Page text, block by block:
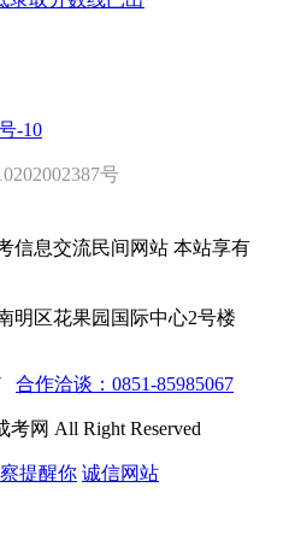
-10
号
信息交流民间网站 本站享有
明区花果园国际中心2号楼
合作洽谈：0851-85985067
考网 All Right Reserved
提醒你 诚信网站